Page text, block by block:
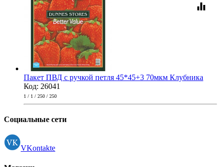
equalizer
Пакет ПВД с ручкой петля 45*45+3 70мкм Клубника
Код: 26041
1 / 1 / 250 / 250
Социальные сети
VKontakte